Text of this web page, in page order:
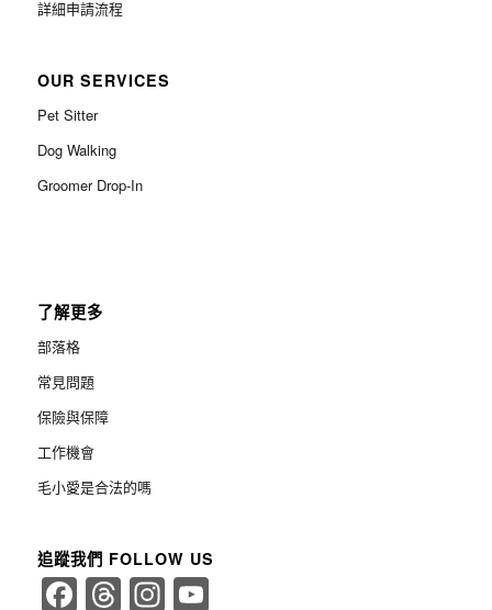
詳細申請流程
OUR SERVICES
Pet Sitter
Dog Walking
Groomer Drop-In
了解更多
部落格
常見問題
保險與保障
工作機會
毛小愛是合法的嗎
追蹤我們 FOLLOW US
Facebook
Threads
Instagram
YouTube